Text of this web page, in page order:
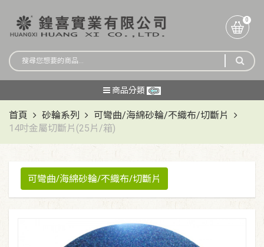
0
商品分類
首頁 砂輪系列
可彎曲/海綿砂輪/不織布/切斷片
14吋金屬切斷片(25片/箱)
可彎曲/海綿砂輪/不織布/切斷片